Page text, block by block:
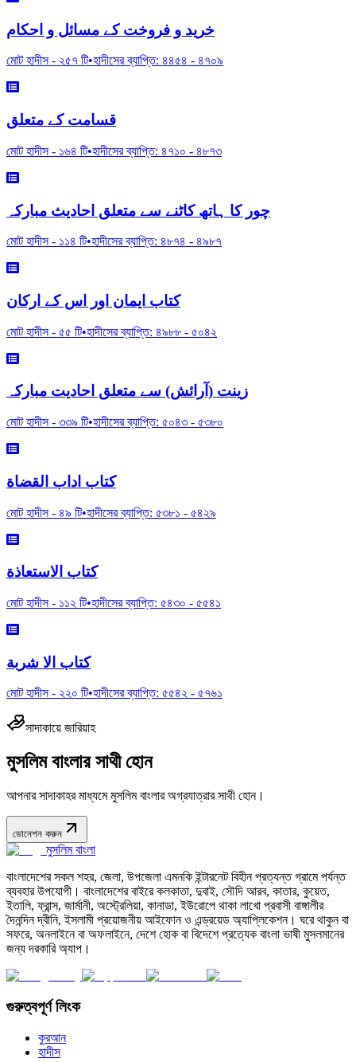
خرید و فروخت کے مسائل و احکام
মোট হাদীস - ২৫৭ টি•হাদীসের ব্যাপ্তি: ৪৪৫৪ - ৪৭০৯
قسامت کے متعلق
মোট হাদীস - ১৬৪ টি•হাদীসের ব্যাপ্তি: ৪৭১০ - ৪৮৭৩
چور کا ہاتھ کاٹنے سے متعلق احادیث مبارکہ
মোট হাদীস - ১১৪ টি•হাদীসের ব্যাপ্তি: ৪৮৭৪ - ৪৯৮৭
کتاب ایمان اور اس کے ارکان
মোট হাদীস - ৫৫ টি•হাদীসের ব্যাপ্তি: ৪৯৮৮- ৫০৪২
زینت (آرائش) سے متعلق احادیت مبارکہ
মোট হাদীস - ৩৩৯ টি•হাদীসের ব্যাপ্তি: ৫০৪৩ - ৫৩৮০
کتاب اداب القضاة
মোট হাদীস - ৪৯ টি•হাদীসের ব্যাপ্তি: ৫৩৮১ - ৫৪২৯
کتاب الاستعاذة
মোট হাদীস - ১১২ টি•হাদীসের ব্যাপ্তি: ৫৪৩০ - ৫৫৪১
کتاب الا شربة
মোট হাদীস - ২২০ টি•হাদীসের ব্যাপ্তি: ৫৫৪২ - ৫৭৬১
সাদাকায়ে জারিয়াহ
মুসলিম বাংলার সাথী হোন
আপনার সাদাকাহর মাধ্যমে মুসলিম বাংলার অগ্রযাত্রার সাথী হোন।
ডোনেশন করুন
মুসলিম বাংলা
বাংলাদেশের সকল শহর, জেলা, উপজেলা এমনকি ইন্টারনেট বিহীন প্রত্যন্ত গ্রামে পর্যন্ত
ব্যবহার উপযোগী। বাংলাদেশের বাইরে কলকাতা, দুবাই, সৌদি আরব, কাতার, কুয়েত,
ইতালি, ফ্রান্স, জার্মানী, অস্ট্রেলিয়া, কানাডা, ইউরোপে থাকা লাখো প্রবাসী বাঙ্গালীর
দৈনন্দিন দ্বীনি, ইসলামী প্রয়োজনীয় আইফোন ও এন্ড্রয়েড অ্যাপ্লিকেশন। ঘরে থাকুন বা
সফরে, অনলাইনে বা অফলাইনে, দেশে হোক বা বিদেশে প্রত্যেক বাংলা ভাষী মুসলমানের
জন্য দরকারি অ্যাপ।
গুরুত্বপূর্ণ লিংক
কুরআন
হাদীস